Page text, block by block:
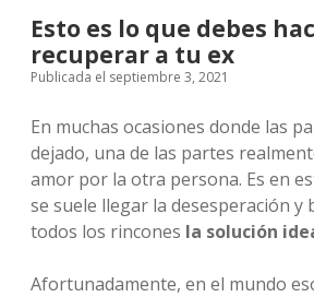
Esto es lo que debes
recuperar a tu ex
Publicada el septiembre 3, 2021
En muchas ocasiones donde las
dejado, una de las partes
amor por la otra persona. Es en
se suele llegar la desesperación y
todos los rincones la solución
Afortunadamente, en el mundo